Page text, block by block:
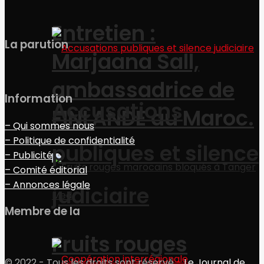
Entretien :
Marjaana Sall,
ambassadrice de
FINLANDE au Maroc.
Fruits rouges
Accusations
publiques et silence
judiciaire
La parution
Information
– Qui sommes nous
– Politique de confidentialité
– Publicité
– Comité éditorial
– Annonces légale
Membre de la